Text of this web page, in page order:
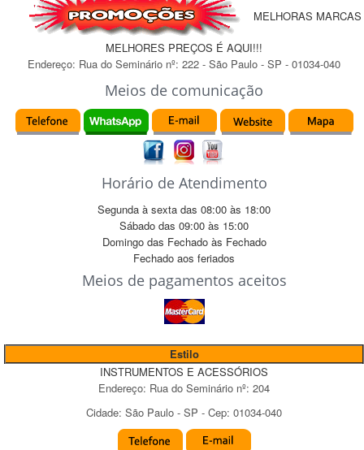
MELHORAS MARCAS
MELHORES PREÇOS É AQUI!!!
Endereço: Rua do Seminário nº: 222 - São Paulo - SP - 01034-040
Meios de comunicação
Horário de Atendimento
Segunda à sexta das 08:00 às 18:00
Sábado das 09:00 às 15:00
Domingo das Fechadoàs Fechado
Fechado aos feriados
Meios de pagamentos aceitos
Estilo
INSTRUMENTOS E ACESSÓRIOS
Endereço: Rua do Seminário nº: 204
Cidade: São Paulo - SP - Cep: 01034-040